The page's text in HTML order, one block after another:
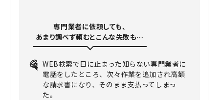
専門業者に依頼しても、
あまり調べず頼むとこんな失敗も…
WEB検索で目に止まった知らない専門業者に
電話をした ところ、次々作業を追加され高額
な請求書になり、 そのまま支払ってしまっ
た。